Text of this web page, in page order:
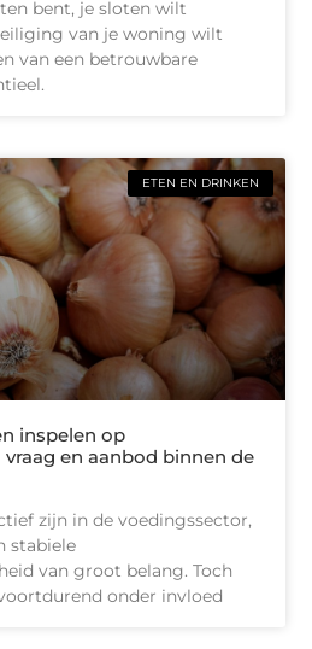
bent, je sloten wilt
van je woning wilt
van een betrouwbare
ETEN EN DRINKEN
inspelen op
en aanbod binnen de
zijn in de voedingssector,
stabiele
van groot belang. Toch
onder invloed